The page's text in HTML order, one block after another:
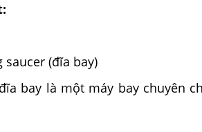
(đĩa bay)
bay là một máy bay chuyên